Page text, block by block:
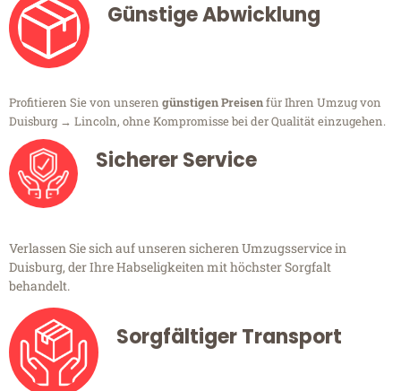
Günstige Abwicklung
Profitieren Sie von unseren günstigen Preisenfür Ihren Umzug von
Duisburg → Lincoln, ohne Kompromisse bei der Qualität einzugehen.
Sicherer Service
Verlassen Sie sich auf unseren sicheren Umzugsservice in
Duisburg, der Ihre Habseligkeiten mit höchster Sorgfalt
behandelt.
Sorgfältiger Transport